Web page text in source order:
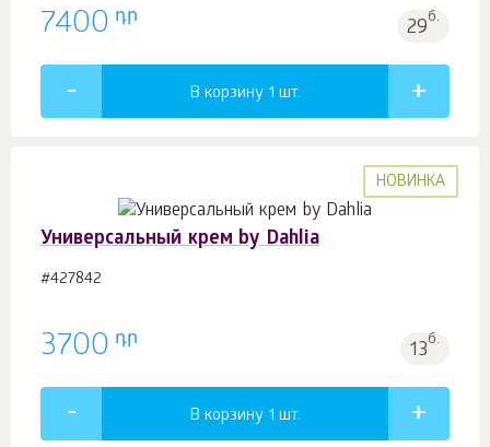
7400 դր 29б.
В корзину 1 шт.
НОВИНКА
Универсальный крем by Dahlia
#427842
3700 դր 13б.
В корзину 1 шт.